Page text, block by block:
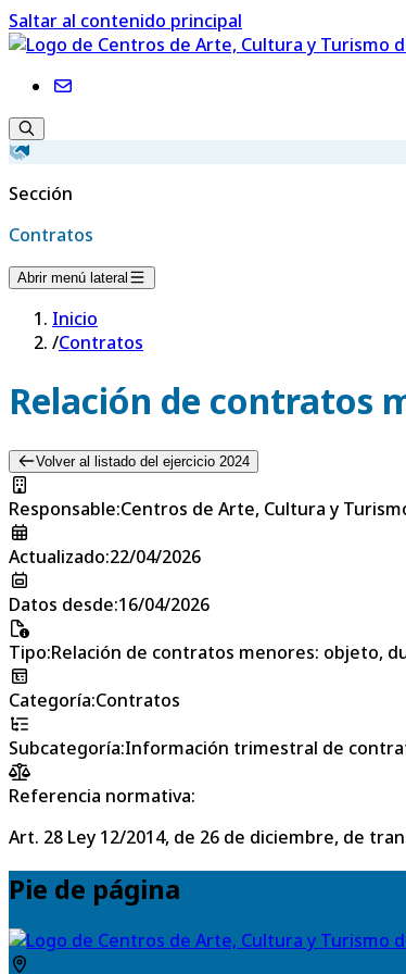
Saltar al contenido principal
Sección
Contratos
Abrir menú lateral
Inicio
/Contratos
Relación de contratos
Volver al listado del ejercicio 2024
Responsable:Centros de Arte, Cultura y
Actualizado:22/04/2026
Datos desde:16/04/2026
Tipo:Relación de contratos menores: objeto,
Categoría:Contratos
Subcategoría:Información trimestral de
Referencia normativa:
Art. 28 Ley 12/2014, de 26 de diciembre, de
Pie de página